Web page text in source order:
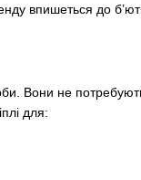
впишеться до
Вони не
для: